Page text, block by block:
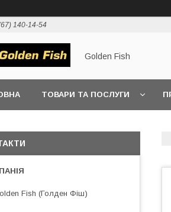
140-14-54
Golden Fish
ТОВАРИ ТА ПОСЛУГИ
Fish (Голден Фіш)